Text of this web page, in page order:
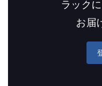
ラック
お届